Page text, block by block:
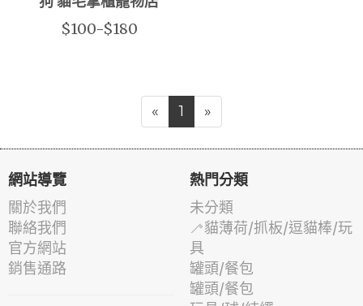
$100-$180
« 1 »
網站導覽
關於我們
聯絡我們
官方網站
銷售通路
熱門分類
未分類
🦯貓薄荷/抓板/逗貓棒/玩
具
罐頭/餐包
罐頭/餐包